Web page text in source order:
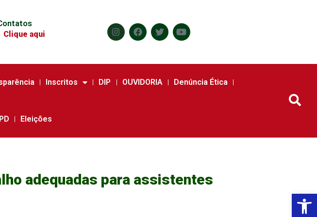
Clique aqui
Inscritos DIP OUVIDORIA Denúncia Ética
Eleições
adequadas para assistentes